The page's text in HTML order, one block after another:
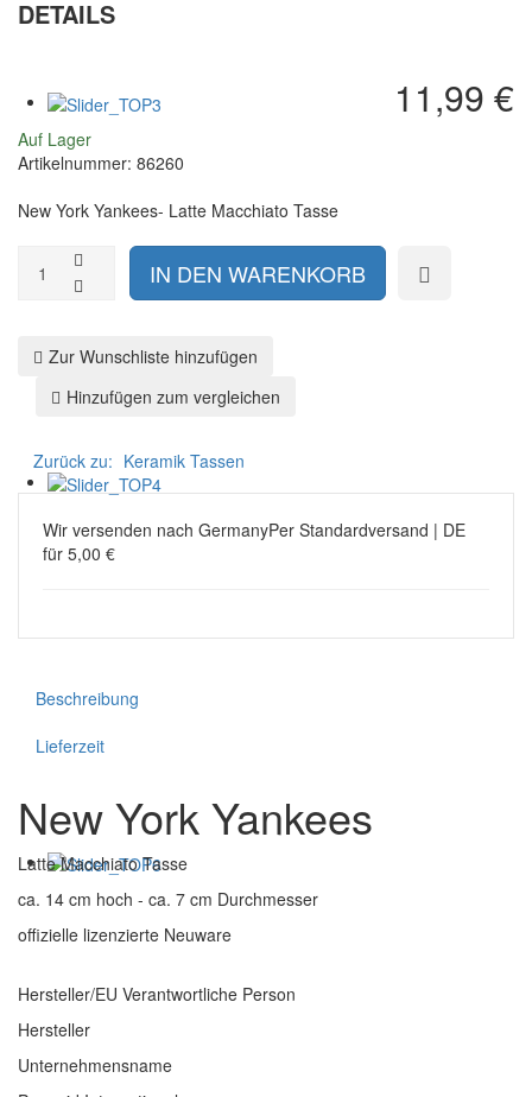
Keramik
-
320
ML
Thermoeffekt
Homer
DETAILS
11,99 €
Auf Lager
Artikelnummer: 86260
New York Yankees- Latte Macchiato Tasse
Zur Wunschliste hinzufügen
Hinzufügen zum vergleichen
Zurück zu: Keramik Tassen
Wir versenden nach GermanyPer Standardversand | DE
für 5,00 €
Beschreibung
Lieferzeit
New York Yankees
Latte Macchiato Tasse
ca. 14 cm hoch - ca. 7 cm Durchmesser
offizielle lizenzierte Neuware
Hersteller/EU Verantwortliche Person
Hersteller
Unternehmensname